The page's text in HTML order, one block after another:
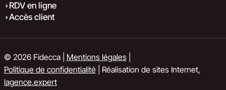
RDV en ligne
Accès client
© 2026 Fidecca | Mentions légales|
Politique de confidentialité| Réalisation de sites Internet,
lagence.expert